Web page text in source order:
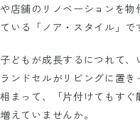
や店舗のリノベーションを
ている「ノア・スタイル」で
子どもが成長するにつれて、
ランドセルがリビングに置
相まって、「片付けてもす
増えていませんか。